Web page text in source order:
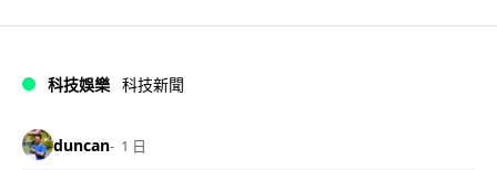
科技娛樂 科技新聞
duncan 1 日